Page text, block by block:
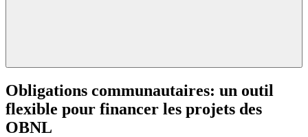
Obligations communautaires: un outil
flexible pour financer les projets des
OBNL